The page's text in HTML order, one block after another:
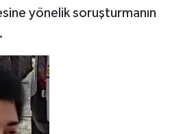
yönelik soruşturmanın